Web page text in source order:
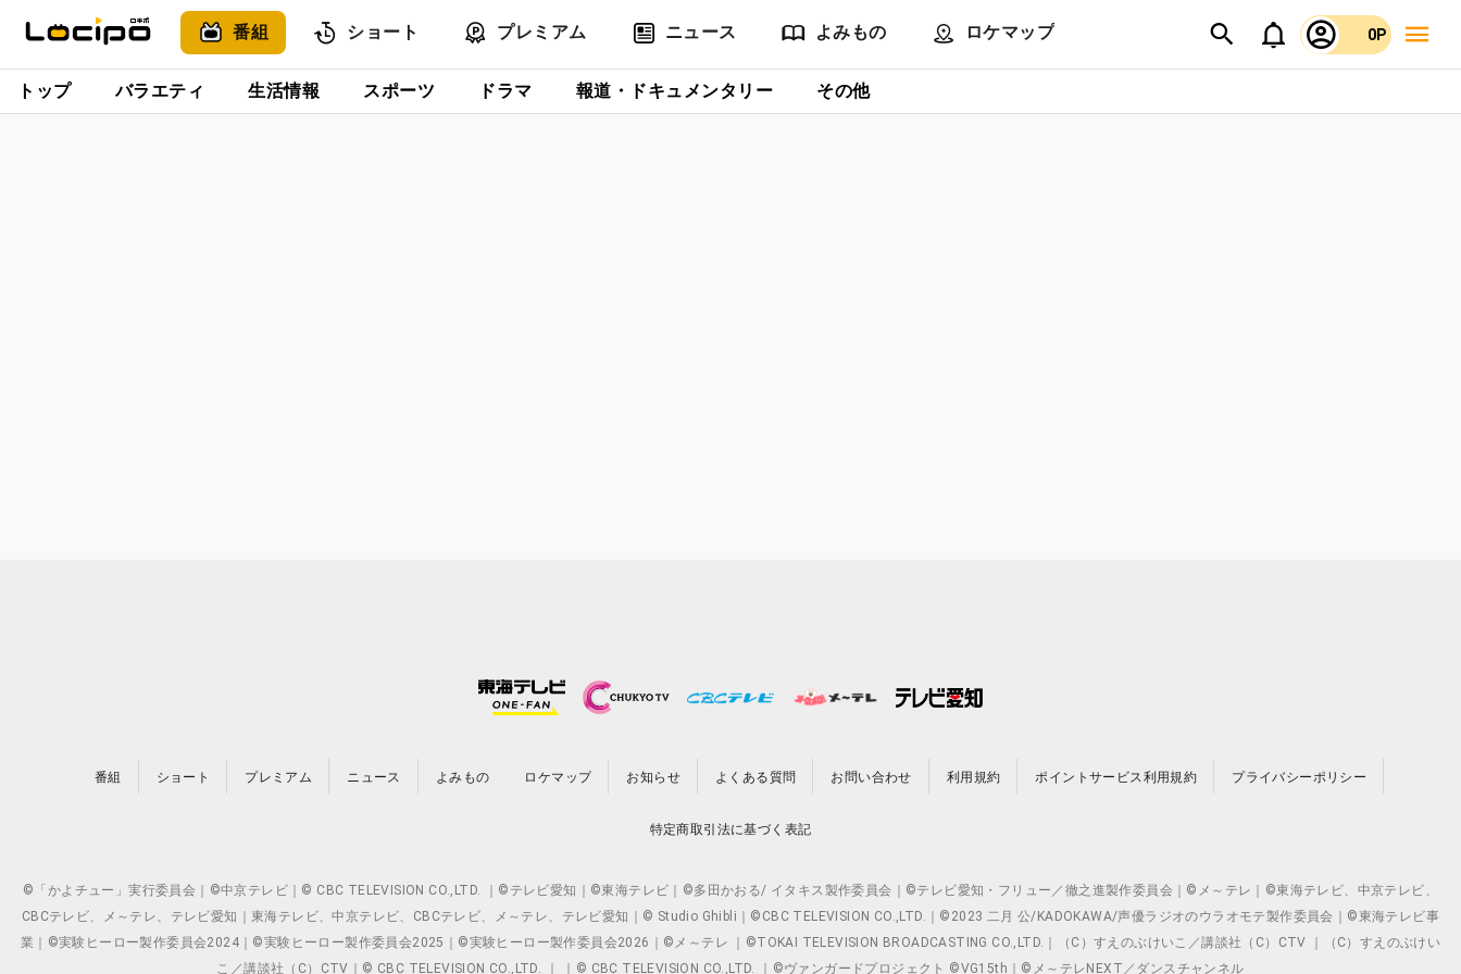
番組 ショート プレミアム ニュース よみもの ロケマップ 0P
トップ バラエティ 生活情報 スポーツ ドラマ 報道・ドキュメンタリー その他
番組 ショート プレミアム ニュース よみもの ロケマップ お知らせ よくある質問 お問い合わせ 利用規約 ポイントサービス利用規約 プライバシーポリシー
特定商取引法に基づく表記
©「かよチュー」実行委員会｜©中京テレビ｜© CBC TELEVISION CO.,LTD. ｜©テレビ愛知｜©東海テレビ｜©多田かおる/ イタキス製作委員会｜©テレビ愛知・フリュー／徹之進製作委員会｜©メ～テレ｜©東海テレビ、中京テレビ、
CBCテレビ、メ～テレ、テレビ愛知｜東海テレビ、中京テレビ、CBCテレビ、メ～テレ、テレビ愛知｜© Studio Ghibli｜©CBC TELEVISION CO.,LTD.｜©2023 二月 公/KADOKAWA/声優ラジオのウラオモテ製作委員会｜©東海テレビ事
業｜©実験ヒーロー製作委員会2024｜©実験ヒーロー製作委員会2025｜©実験ヒーロー製作委員会2026｜©メ～テレ ｜©TOKAI TELEVISION BROADCASTING CO.,LTD.｜（C）すえのぶけいこ／講談社（C）CTV ｜（C）すえのぶけい
こ／講談社（C）CTV｜© CBC TELEVISION CO.,LTD. ｜ ｜© CBC TELEVISION CO.,LTD. ｜©ヴァンガードプロジェクト ©VG15th｜©メ～テレNEXT／ダンスチャンネル